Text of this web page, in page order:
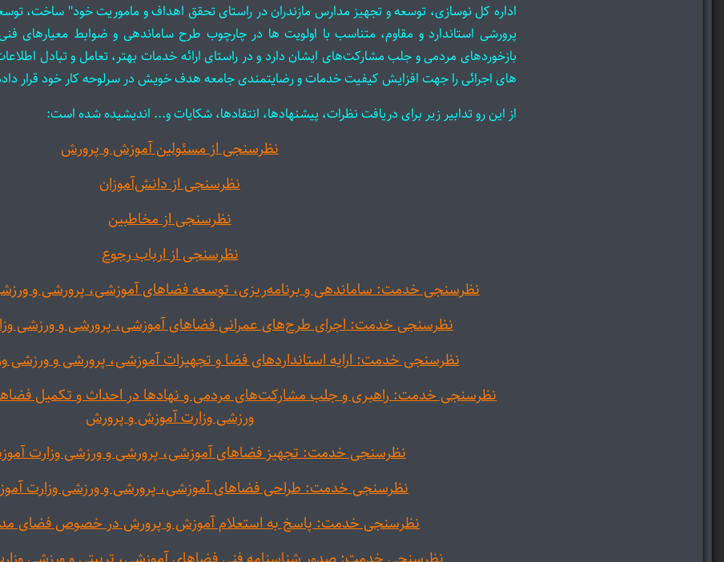
اداره کل نوسازی، توسعه و تجهیز مدارس مازندران در راستای تحقق اهداف و ماموریت خود" ساخت،
پرورشی استاندارد و مقاوم، متناسب با اولویت ها در چارچوب طرح ساماندهی و ضوابط معیارهای
بازخوردهای مردمی و جلب مشارکت‌های ایشان دارد و در راستای ارائه خدمات بهتر، تعامل و تبادل
های اجرائی را جهت افزایش کیفیت خدمات و رضایتمندی جامعه هدف خویش در سرلوحه کار خود قرار
از این رو تدابیر زیر برای دریافت نظرات، پیشنهادها، انتقادها، شکایات و... اندیشیده شده است:
نظرسنجی از مسئولین آموزش و پرورش
نظرسنجی از دانش‌آموزان
نظرسنجی از مخاطبين
نظرسنجی از ارباب رجوع
نظرسنجی خدمت: ساماندهی و برنامه‌ریزی، توسعه فضاهای آموزشی، پرورشی و
نظرسنجی خدمت: اجرای طرح‌های عمرانی فضاهای آموزشی، پرورشی و ورزشی
نظرسنجی خدمت: ارایه استانداردهای فضا و تجهیزات آموزشی، پرورشی و ورزشی
نظرسنجی خدمت: راهبری و جلب مشارکت‌های مردمی و نهادها در احداث و تکمیل
ورزشی وزارت آموزش و پرورش
نظرسنجی خدمت: تجهیز فضاهای آموزشی، پرورشی و ورزشی وزارت
نظرسنجی خدمت: طراحی فضاهای آموزشی، پرورشی و ورزشی وزارت
نظرسنجی خدمت: پاسخ به استعلام آموزش و پرورش در خصوص فضای